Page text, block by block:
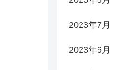
2023年7月
2023年6月